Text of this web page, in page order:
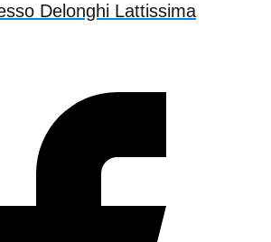
Delonghi Lattissima